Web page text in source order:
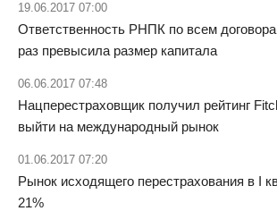
19.06.2017 07:00
Ответственность РНПК по всем
раз превысила размер капитала
06.06.2017 07:48
Нацперестраховщик получил рейтинг
выйти на международный рынок
01.06.2017 07:20
Рынок исходящего перестрахования в I
21%